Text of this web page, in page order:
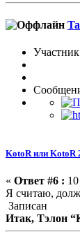
KotoR или KotoR
« Ответ #6 :
Я считаю,
Записан
Итак, Тэлон